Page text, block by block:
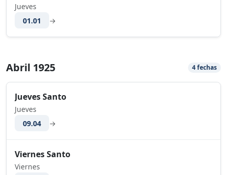
Jueves
01.01
→
Abril 1925 4 fechas
Jueves Santo
Jueves
09.04
→
Viernes Santo
Viernes